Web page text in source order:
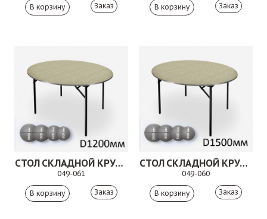
Заказ Заказ
СТОЛ СКЛАДНОЙ КРУГЛЫЙ.049-061
049-061
Заказ
СТОЛ СКЛАДНОЙ КРУГЛЫЙ.049-060
049-060
Заказ